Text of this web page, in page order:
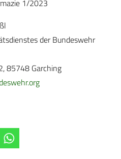
1/2023
der Bundeswehr
85748 Garching